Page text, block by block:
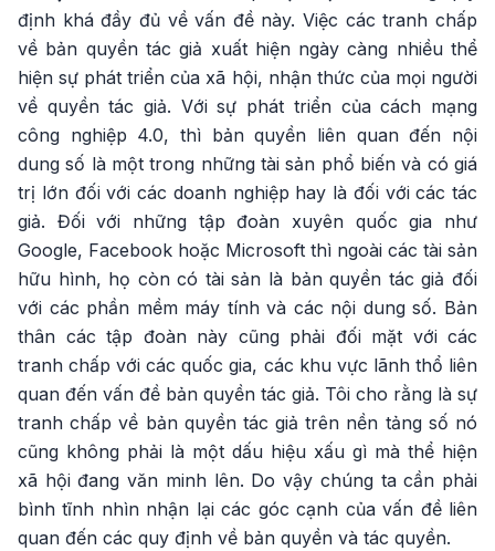
định khá đầy đủ về vấn đề này. Việc các tranh chấp
về bản quyền tác giả xuất hiện ngày càng nhiều thể
hiện sự phát triển của xã hội, nhận thức của mọi người
về quyền tác giả. Với sự phát triển của cách mạng
công nghiệp 4.0, thì bản quyền liên quan đến nội
dung số là một trong những tài sản phổ biến và có giá
trị lớn đối với các doanh nghiệp hay là đối với các tác
giả. Đối với những tập đoàn xuyên quốc gia như
Google, Facebook hoặc Microsoft thì ngoài các tài sản
hữu hình, họ còn có tài sản là bản quyền tác giả đối
với các phần mềm máy tính và các nội dung số. Bản
thân các tập đoàn này cũng phải đối mặt với các
tranh chấp với các quốc gia, các khu vực lãnh thổ liên
quan đến vấn đề bản quyền tác giả. Tôi cho rằng là sự
tranh chấp về bản quyền tác giả trên nền tảng số nó
cũng không phải là một dấu hiệu xấu gì mà thể hiện
xã hội đang văn minh lên. Do vậy chúng ta cần phải
bình tĩnh nhìn nhận lại các góc cạnh của vấn đề liên
quan đến các quy định về bản quyền và tác quyền.